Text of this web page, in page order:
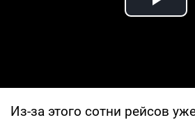
Из-за этого сотни рейсов